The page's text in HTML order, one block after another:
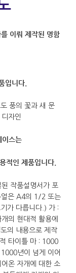
이뤄 제작된 명함
입니다.
이스는
적인 제품입니다.